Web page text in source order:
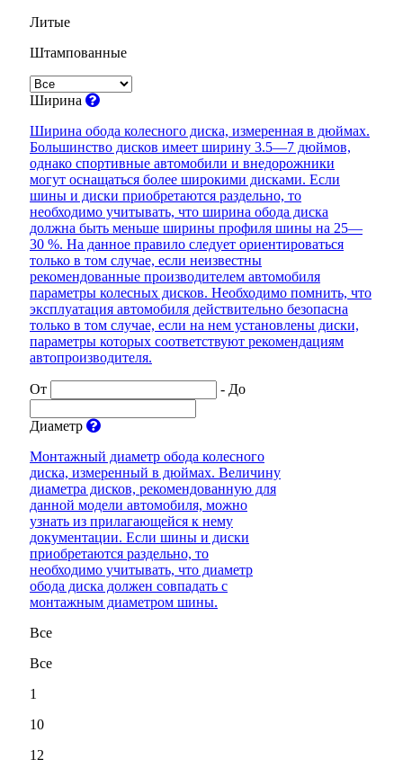
Литые
Штампованные
Ширина
Ширина обода колесного диска, измеренная в дюймах.
Большинство дисков имеет ширину 3.5—7 дюймов,
однако спортивные автомобили и внедорожники
могут оснащаться более широкими дисками. Если
шины и диски приобретаются раздельно, то
необходимо учитывать, что ширина обода диска
должна быть меньше ширины профиля шины на 25—
30 %. На данное правило следует ориентироваться
только в том случае, если неизвестны
рекомендованные производителем автомобиля
параметры колесных дисков. Необходимо помнить, что
эксплуатация автомобиля действительно безопасна
только в том случае, если на нем установлены диски,
параметры которых соответствуют рекомендациям
автопроизводителя.
От - До
Диаметр
Монтажный диаметр обода колесного
диска, измеренный в дюймах. Величину
диаметра дисков, рекомендованную для
данной модели автомобиля, можно
узнать из прилагающейся к нему
документации. Если шины и диски
приобретаются раздельно, то
необходимо учитывать, что диаметр
обода диска должен совпадать с
монтажным диаметром шины.
Все
Все
1
10
12